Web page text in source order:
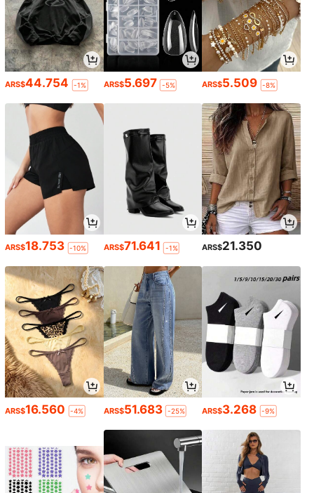
ARS$44.754 -1% ARS$5.697 -5% ARS$5.509 -8%
ARS$18.753 -10% ARS$71.641 -1% ARS$21.350
ARS$16.560 -4% ARS$51.683 -25% ARS$3.268 -9%